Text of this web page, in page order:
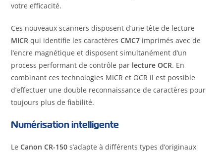
votre efficacité.
Ces nouveaux scanners disposent d’une tête de lecture
MICR qui identifie les caractèresCMC7 imprimés avec de
l’encre magnétique et disposent simultanément d’un
process performant de contrôle par lecture OCR. En
combinant ces technologies MICR et OCR il est possible
d’effectuer une double reconnaissance de caractères pour
toujours plus de fiabilité.
Numérisation intelligente
LeCanon CR-150 s’adapte à différents types d’originaux